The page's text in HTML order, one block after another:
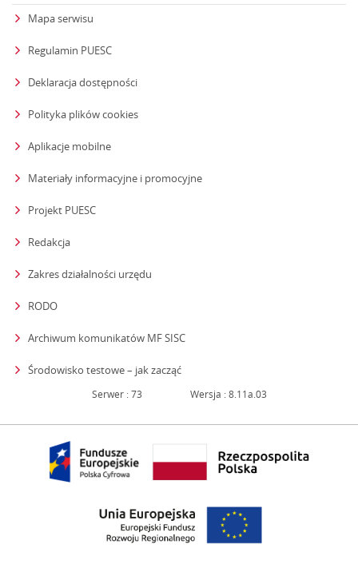
Mapa serwisu
Regulamin PUESC
Deklaracja dostępności
Polityka plików cookies
Aplikacje mobilne
Materiały informacyjne i promocyjne
Projekt PUESC
Redakcja
Zakres działalności urzędu
RODO
Archiwum komunikatów MF SISC
Środowisko testowe – jak zacząćstrona otwiera się w nowym oknie
Serwer : 73 Wersja : 8.11a.03